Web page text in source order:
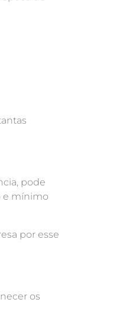
pode
e mínimo
por esse
os